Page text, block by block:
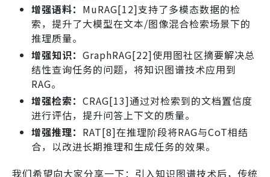
增强语料： MuRAG[12]支持了多模态数据的检
索，提升了大模型在文本/图像混合检索场景下的
推理质量。
增强知识： GraphRAG[22]使用图社区摘要解决总
结性查询任务的问题，将知识图谱技术应用到
RAG。
增强检索： CRAG[13]通过对检索到的文档置信度
进行评估，提升问答上下文的质量。
增强推理： RAT[8]在推理阶段将RAG与CoT相结
合，以改进长期推理和生成任务的效果。
我们希望向大家分享一下：引入知识图谱技术后，传统